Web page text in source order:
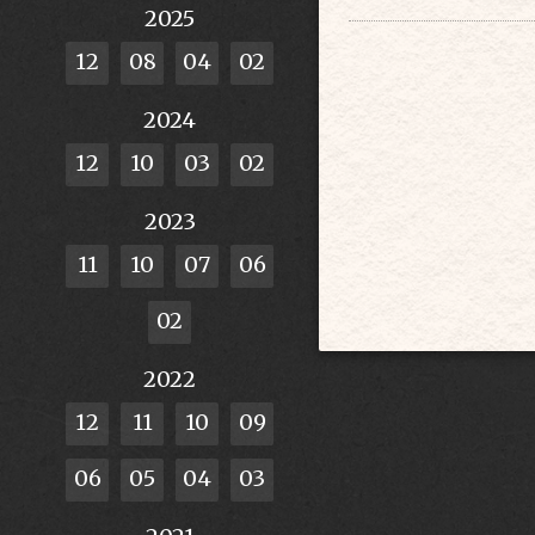
2025
12
08 04 02
2024
12
10 03 02
2023
11
10 07 06
02
2022
12
11 10 09
06 05 04 03